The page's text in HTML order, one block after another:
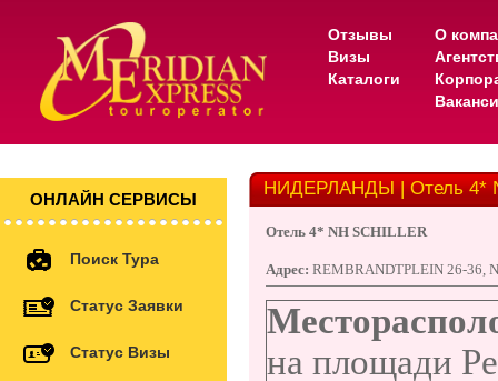
Отзывы
Визы
Каталоги
О
ОНЛАЙН СЕРВИСЫ
Поиск Тура
Статус Заявки
Статус Визы
НИДЕРЛАНДЫ | Отель 4*
Отель 4* NH SCHILLER
Адрес: REMBRANDTPLEIN 26-36,
на площади